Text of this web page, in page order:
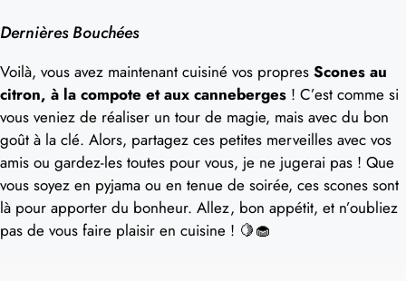
Dernières Bouchées
Voilà, vous avez maintenant cuisiné vos propres Scones au
citron, à la compote et aux canneberges ! C’est comme si
vous veniez de réaliser un tour de magie, mais avec du bon
goût à la clé. Alors, partagez ces petites merveilles avec vos
amis ou gardez-les toutes pour vous, je ne jugerai pas ! Que
vous soyez en pyjama ou en tenue de soirée, ces scones sont
là pour apporter du bonheur. Allez, bon appétit, et n’oubliez
pas de vous faire plaisir en cuisine ! 🍋🧁